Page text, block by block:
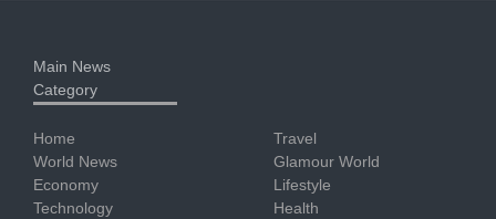
Main News
Category
Home
World News
Economy
Technology
Travel
Glamour World
Lifestyle
Health